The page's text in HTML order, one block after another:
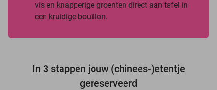
vis en knapperige groenten direct aan tafel in
een kruidige bouillon.
In 3 stappen jouw (chinees-)etentje
gereserveerd